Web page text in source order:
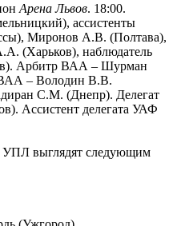
Арена Львов. 18:00.
ассистенты
Миронов А.В. (Полтава),
(Харьков), наблюдатель
Арбитр ВАА – Шурман
ВАА – Володин В.В.
С.М. (Днепр). Делегат
Ассистент делегата УАФ
УПЛ выглядят следующим